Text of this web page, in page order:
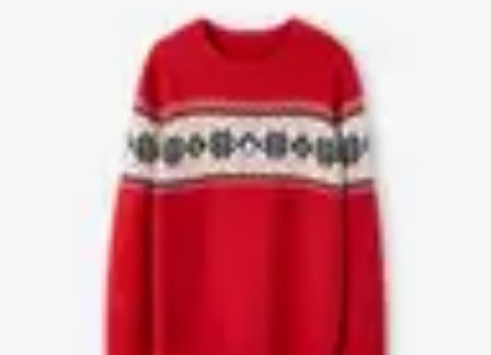
TechnologieAbonnements Personnalisation
Idées Cadeaux Papa